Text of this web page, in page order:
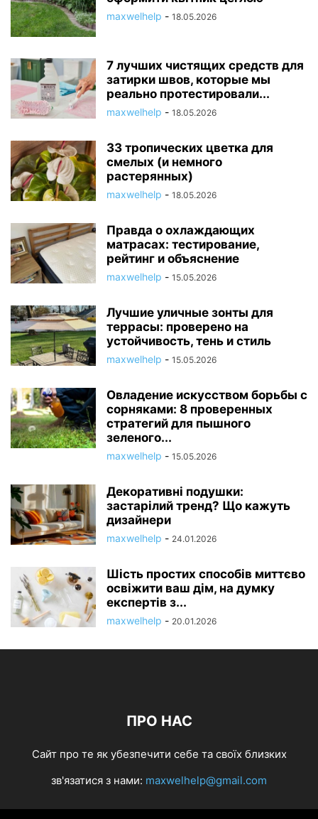
maxwelhelp - 18.05.2026
7 лучших чистящих средств для
затирки швов, которые мы
реально протестировали...
maxwelhelp - 18.05.2026
33 тропических цветка для
смелых (и немного
растерянных)
maxwelhelp - 18.05.2026
Правда о охлаждающих
матрасах: тестирование,
рейтинг и объяснение
maxwelhelp - 15.05.2026
Лучшие уличные зонты для
террасы: проверено на
устойчивость, тень и стиль
maxwelhelp - 15.05.2026
Овладение искусством борьбы с
сорняками: 8 проверенных
стратегий для пышного
зеленого...
maxwelhelp - 15.05.2026
Декоративні подушки:
застарілий тренд? Що кажуть
дизайнери
maxwelhelp - 24.01.2026
Шість простих способів миттєво
освіжити ваш дім, на думку
експертів з...
maxwelhelp - 20.01.2026
ПРО НАС
Cайт про те як убезпечити себе та своїх близких
зв'язатися з нами: maxwelhelp@gmail.com